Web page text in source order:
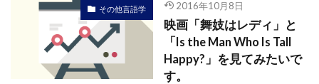
その他言語学 2016年10月8日
映画「舞妓はレディ」と
「Is the Man Who Is Tall
Happy?」を見てみたいで
す。